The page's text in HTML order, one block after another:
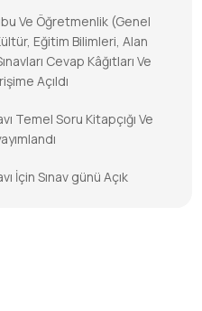
Ve Öğretmenlik (Genel
Eğitim Bilimleri, Alan
Cevap Kâğıtları Ve
Açıldı
Temel Soru Kitapçığı Ve
İçin Sınav günü Açık